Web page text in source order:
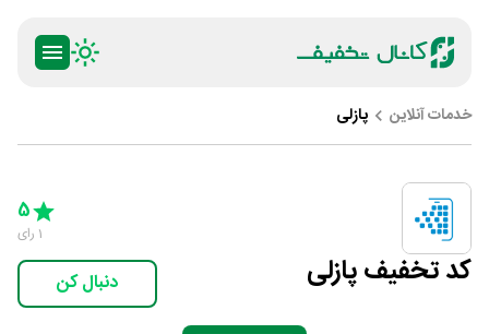
خدمات آنلاین پازلی
کد تخفیف پازلی
5 Stars
5
1 رای
دنبال کن